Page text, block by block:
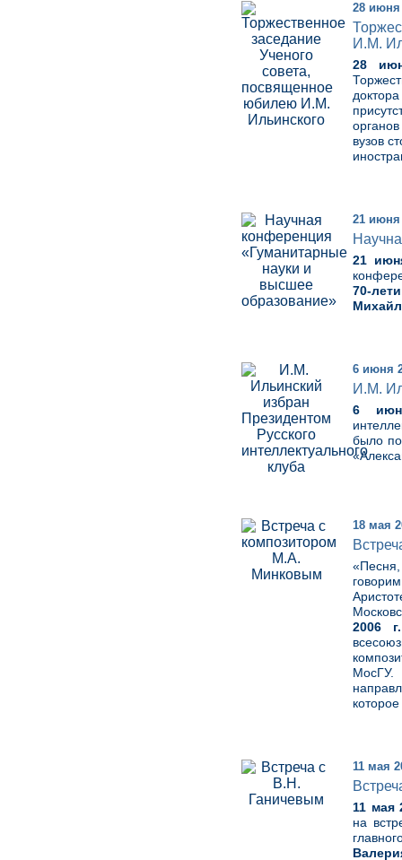
28 июня
И.М.
28
вузов
21 июня
21
70-
6 июня
И.М.
6
было
18 мая
2006 г.
МосГУ.
11 мая
11 мая
на